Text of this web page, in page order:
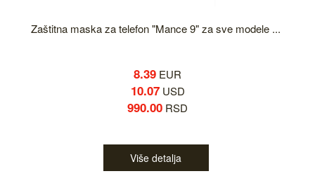
Zaštitna maska za telefon "Mance 9" za sve modele ...
8.39 EUR
10.07USD
990.00 RSD
Više detalja